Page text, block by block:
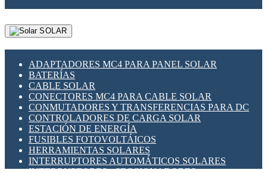
SOLAR
ADAPTADORES MC4 PARA PANEL SOLAR
BATERÍAS
CABLE SOLAR
CONECTORES MC4 PARA CABLE SOLAR
CONMUTADORES Y TRANSFERENCIAS PARA DC
CONTROLADORES DE CARGA SOLAR
ESTACIÓN DE ENERGÍA
FUSIBLES FOTOVOLTÁICOS
HERRAMIENTAS SOLARES
INTERRUPTORES AUTOMÁTICOS SOLARES